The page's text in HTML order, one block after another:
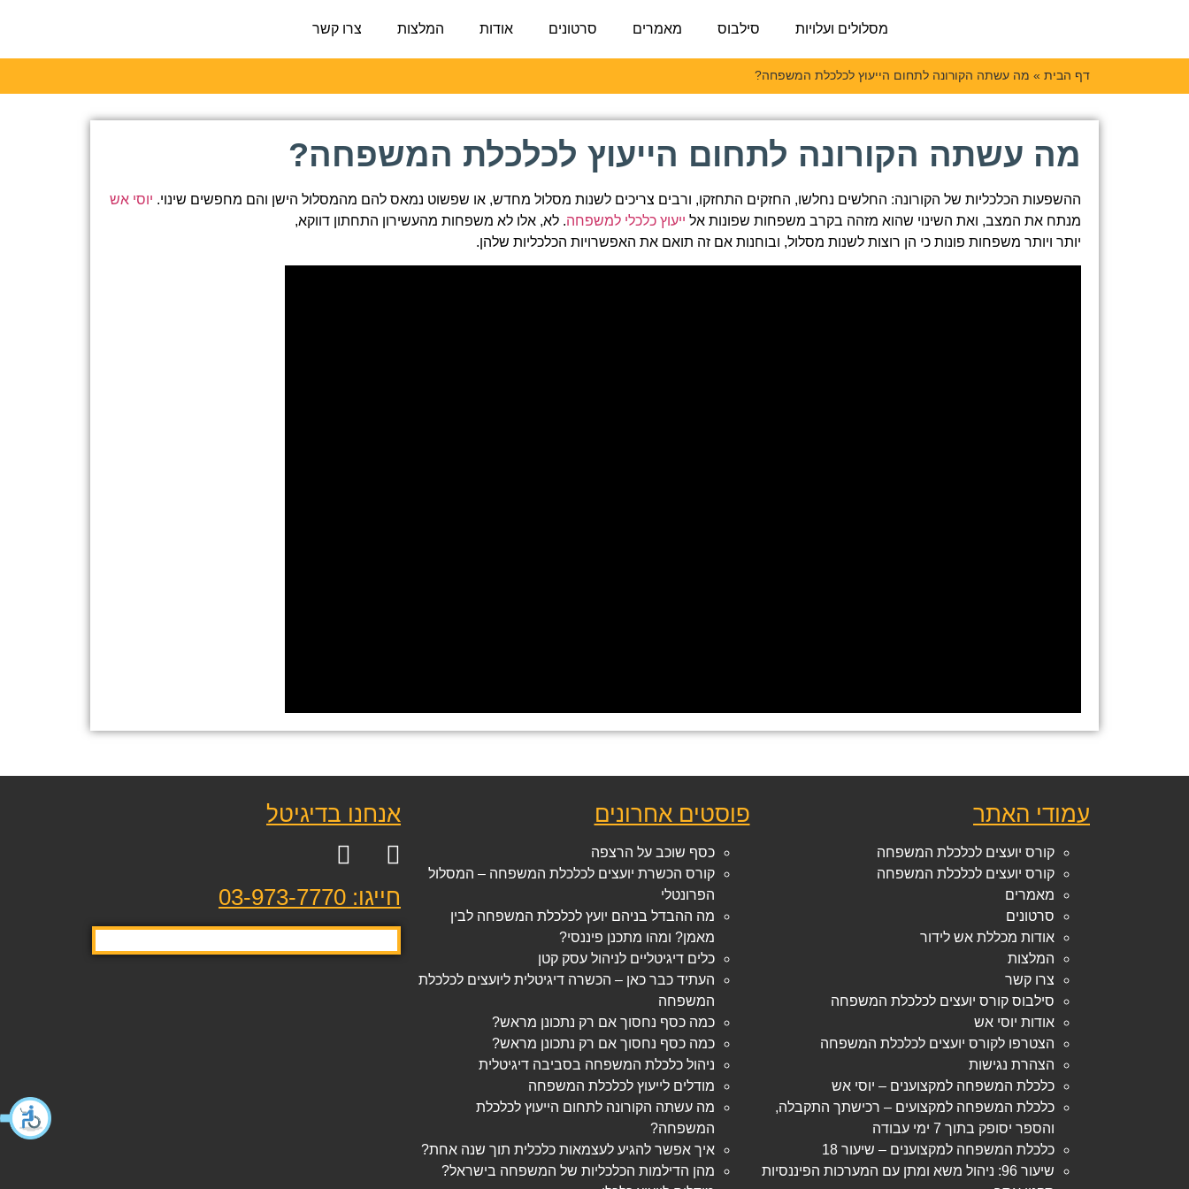
מסלולים ועלויות
סילבוס מאמרים סרטונים אודות המלצות צרו קשר
דף הבית » מה עשתה הקורונה לתחום הייעוץ לכלכלת המשפחה?
מה עשתה הקורונה לתחום הייעוץ לכלכלת המשפחה?
ההשפעות הכלכליות של הקורונה: החלשים נחלשו, החזקים התחזקו, ורבים צריכים לשנות מסלול מחדש, או שפשוט נמאס להם מהמסלול הישן והם מחפשים שינוי. יוסי אש
מנתח את המצב, ואת השינוי שהוא מזהה בקרב משפחות שפונות אל ייעוץ כלכלי למשפחה. לא, אלו לא משפחות מהעשירון התחתון דווקא,
יותר ויותר משפחות פונות כי הן רוצות לשנות מסלול, ובוחנות אם זה תואם את האפשרויות הכלכליות שלהן.
עמודי האתר
קורס יועצים לכלכלת המשפחה
קורס יועצים לכלכלת המשפחה
מאמרים
סרטונים
אודות מכללת אש לידור
המלצות
צרו קשר
סילבוס קורס יועצים לכלכלת המשפחה
אודות יוסי אש
הצטרפו לקורס יועצים לכלכלת המשפחה
הצהרת נגישות
כלכלת המשפחה למקצוענים – יוסי אש
כלכלת המשפחה למקצועים – רכישתך התקבלה,
והספר יסופק בתוך 7 ימי עבודה
כלכלת המשפחה למקצוענים – שיעור 18
שיעור 96: ניהול משא ומתן עם המערכות הפיננסיות
פוסטים אחרונים
כסף שוכב על הרצפה
קורס הכשרת יועצים לכלכלת המשפחה – המסלול
הפרונטלי
מה ההבדל בניהם יועץ לכלכלת המשפחה לבין
מאמן? ומהו מתכנן פיננסי?
כלים דיגיטליים לניהול עסק קטן
העתיד כבר כאן – הכשרה דיגיטלית ליועצים לכלכלת
המשפחה
כמה כסף נחסוך אם רק נתכונן מראש?
כמה כסף נחסוך אם רק נתכונן מראש?
ניהול כלכלת המשפחה בסביבה דיגיטלית
מודלים לייעוץ לכלכלת המשפחה
מה עשתה הקורונה לתחום הייעוץ לכלכלת
המשפחה?
איך אפשר להגיע לעצמאות כלכלית תוך שנה אחת?
מהן הדילמות הכלכליות של המשפחה בישראל?
אנחנו בדיגיטל
חייגו: 03-973-7770